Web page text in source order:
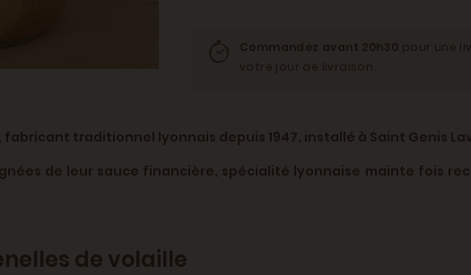
traditionnel lyonnais depuis 1947, installé à Saint Genis
de leur sauce financière, spécialité lyonnaise mainte fois
de volaille